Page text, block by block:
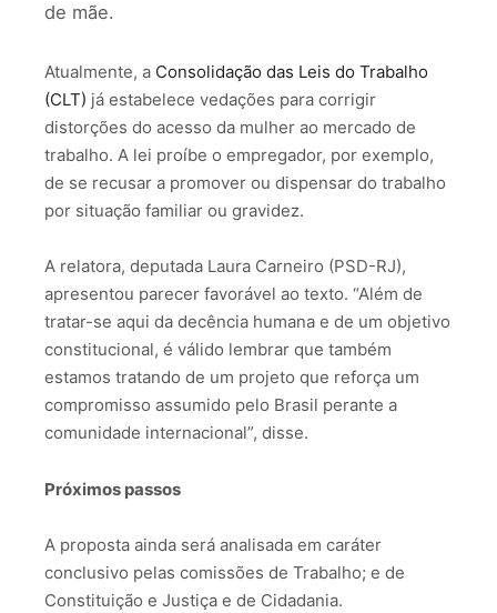
de mãe.
Atualmente, a Consolidação das Leis do Trabalho
(CLT) já estabelece vedações para corrigir
distorções do acesso da mulher ao mercado de
trabalho. A lei proíbe o empregador, por exemplo,
de se recusar a promover ou dispensar do trabalho
por situação familiar ou gravidez.
A relatora, deputada Laura Carneiro (PSD-RJ),
apresentou parecer favorável ao texto. “Além de
tratar-se aqui da decência humana e de um objetivo
constitucional, é válido lembrar que também
estamos tratando de um projeto que reforça um
compromisso assumido pelo Brasil perante a
comunidade internacional”, disse.
Próximos passos
A proposta ainda será analisada em caráter
conclusivo pelas comissões de Trabalho; e de
Constituição e Justiça e de Cidadania.